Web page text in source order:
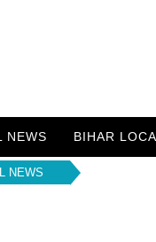
NEWS BIHAR
NEWS